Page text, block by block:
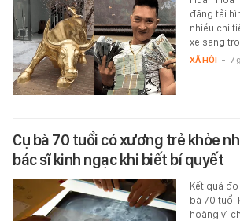
đăng tải
nhiều chi
xe sang
XÃ HỘI - 7
Cụ bà 70 tuổi có xương trẻ khỏe
bác sĩ kinh ngạc khi biết bí quyết
Kết quả
bà 70 tuổi
hoàng vì